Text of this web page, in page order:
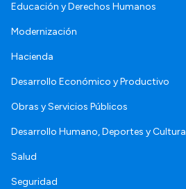
Educación y Derechos Humanos
Modernización
Hacienda
Desarrollo Económico y Productivo
Obras y Servicios Públicos
Desarrollo Humano, Deportes y Cultura
Salud
Seguridad